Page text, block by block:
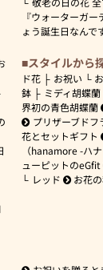
『ウォーターガ
ょう誕生日なんで
スタイルから
ド花
お祝い
鉢
ミディ胡蝶
界初の青色胡蝶蘭
プリザーブドフ
花とセットギフト
（hanamore -ハナ
ューピットのeGfit
レッド
お花